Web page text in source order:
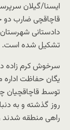
ایسنا/گیلان
قاچاقچی ضارب دو
دادستانی
تشکیل شده است.
سرخوش کرم زاده
یگان حفاظت اداره
توسط قاچاقچیان
روز گذشته و به
راهی منطقه شدند و